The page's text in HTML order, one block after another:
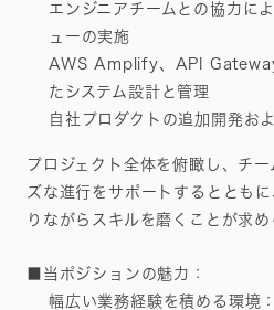
エンジニアチームとの協力に
ューの実施
AWS Amplify、API
たシステム設計と管理
自社プロダクトの追加開発お
プロジェクト全体を俯瞰し、チ
ズな進行をサポートするととも
りながらスキルを磨くことが求め
■当ポジションの魅力：
幅広い業務経験を積める環境